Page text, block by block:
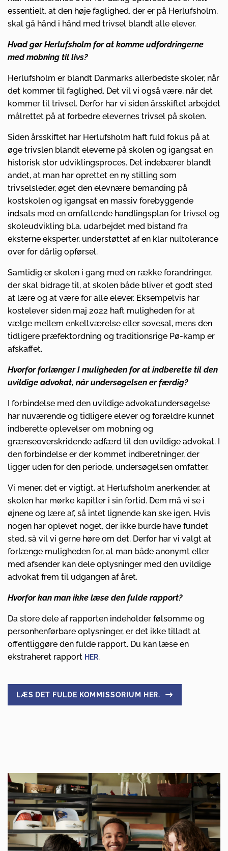
essentielt, at den høje faglighed, der er på Herlufsholm,
skal gå hånd i hånd med trivsel blandt alle elever.
Hvad gør Herlufsholm for at komme udfordringerne
med mobning til livs?
Herlufsholm er blandt Danmarks allerbedste skoler, når
det kommer til faglighed. Det vil vi også være, når det
kommer til trivsel. Derfor har vi siden årsskiftet arbejdet
målrettet på at forbedre elevernes trivsel på skolen.
Siden årsskiftet har Herlufsholm haft fuld fokus på at
øge trivslen blandt eleverne på skolen og igangsat en
historisk stor udviklingsproces. Det indebærer blandt
andet, at man har oprettet en ny stilling som
trivselsleder, øget den elevnære bemanding på
kostskolen og igangsat en massiv forebyggende
indsats med en omfattende handlingsplan for trivsel og
skoleudvikling bl.a. udarbejdet med bistand fra
eksterne eksperter, understøttet af en klar nultolerance
over for dårlig opførsel.
Samtidig er skolen i gang med en række forandringer,
der skal bidrage til, at skolen både bliver et godt sted
at lære og at være for alle elever. Eksempelvis har
kostelever siden maj 2022 haft muligheden for at
vælge mellem enkeltværelse eller sovesal, mens den
tidligere præfektordning og traditionsrige Pø-kamp er
afskaffet.
Hvorfor forlænger I muligheden for at indberette til den
uvildige advokat, når undersøgelsen er færdig?
I forbindelse med den uvildige advokatundersøgelse
har nuværende og tidligere elever og forældre kunnet
indberette oplevelser om mobning og
grænseoverskridende adfærd til den uvildige advokat. I
den forbindelse er der kommet indberetninger, der
ligger uden for den periode, undersøgelsen omfatter.
Vi mener, det er vigtigt, at Herlufsholm anerkender, at
skolen har mørke kapitler i sin fortid. Dem må vi se i
øjnene og lære af, så intet lignende kan ske igen. Hvis
nogen har oplevet noget, der ikke burde have fundet
sted, så vil vi gerne høre om det. Derfor har vi valgt at
forlænge muligheden for, at man både anonymt eller
med afsender kan dele oplysninger med den uvildige
advokat frem til udgangen af året.
Hvorfor kan man ikke læse den fulde rapport?
Da store dele af rapporten indeholder følsomme og
personhenførbare oplysninger, er det ikke tilladt at
offentliggøre den fulde rapport. Du kan læse en
ekstraheret rapport HER.
LÆS DET FULDE KOMMISSORIUM HER.